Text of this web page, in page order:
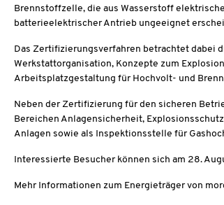
Brennstoffzelle, die aus Wasserstoff
batterieelektrischer Antrieb ungeeignet
Das Zertifizierungsverfahren betrachtet dabei
Werkstattorganisation, Konzepte zum
Arbeitsplatzgestaltung für Hochvolt- und
Neben der Zertifizierung für den sicheren
Bereichen Anlagensicherheit,
Anlagen sowie als Inspektionsstelle für
Interessierte Besucher können sich am 28.
Mehr Informationen zum Energieträger von